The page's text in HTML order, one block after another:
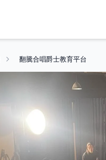
翻騰合唱爵士教育平台